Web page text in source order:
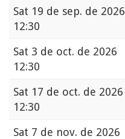
Sat 19 de sep. de 2026
12:30
Sat 3 de oct. de 2026
12:30
Sat 17 de oct. de 2026
12:30
Sat 7 de nov. de 2026